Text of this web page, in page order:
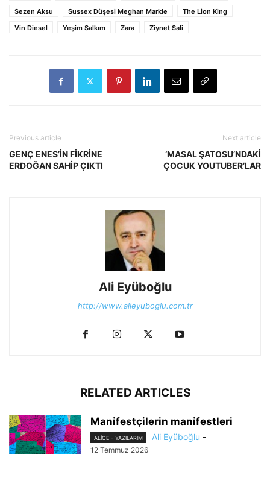
Sezen Aksu
Sussex Düşesi Meghan Markle
The Lion King
Vin Diesel
Yeşim Salkım Zara Ziynet Sali
Previous article
GENÇ ENES’İN FİKRİNE
ERDOĞAN SAHİP ÇIKTI
Next article
‘MASAL ŞATOSU’NDAKİ
ÇOCUK YOUTUBER’LAR
Ali Eyüboğlu
http://www.alieyuboglu.com.tr
RELATED ARTICLES
Manifestçilerin manifestleri
ALİCE - YAZILARIM Ali Eyüboğlu -
12 Temmuz 2026